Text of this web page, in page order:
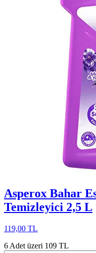
Asperox Bahar
Temizleyici 2,5 L
119,00 TL
6 Adet üzeri 109 TL